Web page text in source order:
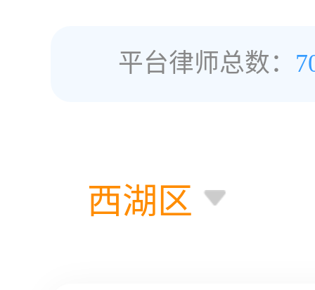
平台律师总数：
西湖区